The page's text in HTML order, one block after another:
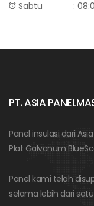
Sabtu : 08:00
PT. ASIA
Panel insulasi dari
Plat Galvanum
Panel kami telah
selama lebih dari